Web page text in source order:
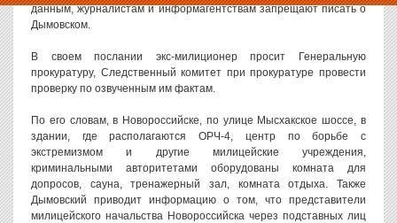
данным, журналистам и информагентствам запрещают писать о
Дымовском.
В своем послании экс-милиционер просит Генеральную
прокуратуру, Следственный комитет при прокуратуре провести
проверку по озвученным им фактам.
По его словам, в Новороссийске, по улице Мысхакское шоссе, в
здании, где располагаются ОРЧ-4, центр по борьбе с
экстремизмом и другие милицейские учреждения,
криминальными авторитетами оборудованы комната для
допросов, сауна, тренажерный зал, комната отдыха. Также
Дымовский приводит информацию о том, что представители
милицейского начальства Новороссийска через подставных лиц